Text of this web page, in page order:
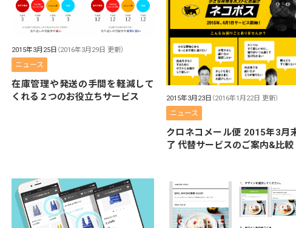
2015年3月25日 （2016年3月29日 更新）
ニュース
在庫管理や発送の手間を軽減して
くれる２つのお役立ちサービス
2015年3月23日 （2016年1月22日 更新）
ニュース
クロネコメール便 2015年3月
了 代替サービスのご案内&比較